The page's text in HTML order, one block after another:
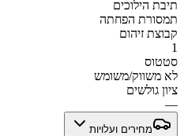
תיבת הילוכים
תמסורת הפחתה
קבוצת זיהום
1
סטטוס
לא משווק/משומש
ציון גולשים
—
מחירים ועלויות